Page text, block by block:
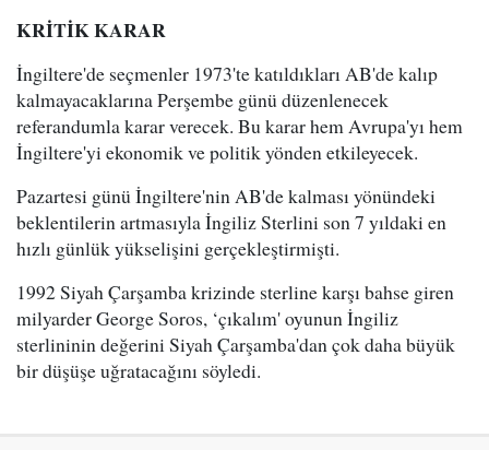
KRİTİK KARAR
İngiltere'de seçmenler 1973'te katıldıkları AB'de kalıp
kalmayacaklarına Perşembe günü düzenlenecek
referandumla karar verecek. Bu karar hem Avrupa'yı hem
İngiltere'yi ekonomik ve politik yönden etkileyecek.
Pazartesi günü İngiltere'nin AB'de kalması yönündeki
beklentilerin artmasıyla İngiliz Sterlini son 7 yıldaki en
hızlı günlük yükselişini gerçekleştirmişti.
1992 Siyah Çarşamba krizinde sterline karşı bahse giren
milyarder George Soros, ‘çıkalım' oyunun İngiliz
sterlininin değerini Siyah Çarşamba'dan çok daha büyük
bir düşüşe uğratacağını söyledi.